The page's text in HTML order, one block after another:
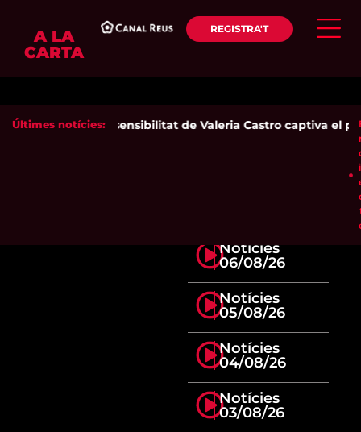
A LA
CARTA
REGISTRA'T
Últimes notícies:La sensibilitat de Valeria Castro captiva el
Notícies
06/08/26
Notícies
05/08/26
Notícies
04/08/26
Notícies
03/08/26